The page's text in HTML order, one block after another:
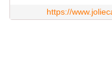
https://